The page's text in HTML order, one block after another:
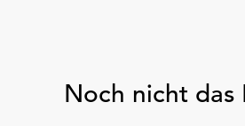
Noch nicht das